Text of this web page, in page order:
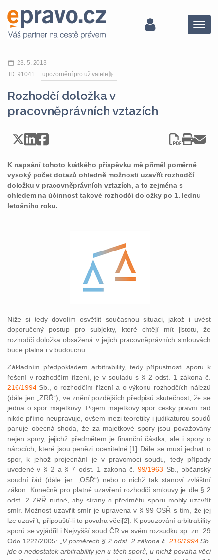
Menu
23. 5. 2013
ID: 91041
upozornění pro uživatele
Rozhodčí doložka v
pracovněprávních vztazích
K napsání tohoto krátkého příspěvku mě přiměl poměrně
vysoký počet dotazů ohledně možnosti uzavřít rozhodčí
doložku v pracovněprávních vztazích, a to zejména s
ohledem na účinnost takové rozhodčí doložky po 1. lednu
letošního roku.
Níže si tedy dovolím osvětlit současnou situaci, jakož i uvést
doporučený postup pro subjekty, které chtějí mít jistotu, že
rozhodčí doložka obsažená v jejich pracovněprávních smlouvách
bude platná i v budoucnu.
Základním předpokladem arbitrability, tedy přípustnosti sporu k
řešení v rozhodčím řízení, je v souladu s § 2 odst. 1 zákona č.
216/1994 Sb., o rozhodčím řízení a o výkonu rozhodčích nálezů
(dále jen „ZRŘ“), ve znění pozdějších předpisů skutečnost, že se
jedná o spor majetkový. Pojem majetkový spor český právní řád
nikde přímo neupravuje, ovšem mezi teoretiky i judikaturou soudů
panuje obecná shoda, že za majetkové spory jsou považovány
nejen spory, jejichž předmětem je finanční částka, ale i spory o
nárocích, které jsou penězi ocenitelné.[1] Dále se musí jednat o
spor, k jehož projednání je v pravomoci soudu, tedy případy
uvedené v § 2 a § 7 odst. 1 zákona č.99/1963 Sb., občanský
soudní řád (dále jen „OSŘ“) nebo o nichž tak stanoví zvláštní
zákon. Konečně pro platné uzavření rozhodčí smlouvy je dle § 2
odst. 2 ZRŘ nutné, aby strany o předmětu sporu mohly uzavřít
smír. Možnost uzavřít smír je upravena v § 99 OSŘ s tím, že jej
lze uzavřít, připouští-li to povaha věci[2]. K posuzování arbitrability
sporů se vyjádřil i Nejvyšší soud ČR ve svém rozsudku sp. zn. 29
Odo 1222/2005: „ V poměrech § 2 odst. 2 zákona č. 216/1994Sb.
jde o nedostatek arbitrability jen u těch sporů, u nichž povaha věci